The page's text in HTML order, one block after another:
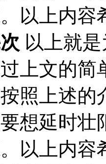
以上内
以上就
上文的简
照上述的
想延时
以上内